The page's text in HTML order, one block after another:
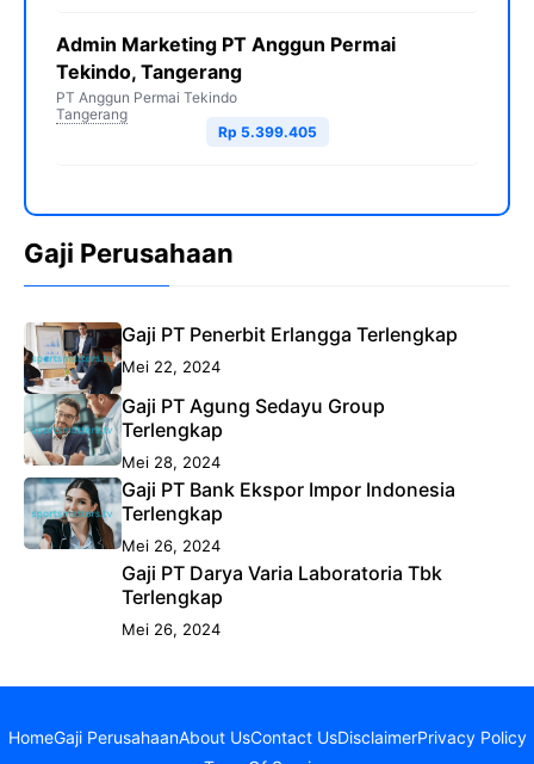
Admin Marketing PT Anggun Permai
Tekindo, Tangerang
PT Anggun Permai Tekindo
Tangerang
Rp 5.399.405
Gaji Perusahaan
Gaji PT Penerbit Erlangga Terlengkap
Mei 22, 2024
Gaji PT Agung Sedayu Group
Terlengkap
Mei 28, 2024
Gaji PT Bank Ekspor Impor Indonesia
Terlengkap
Mei 26, 2024
Gaji PT Darya Varia Laboratoria Tbk
Terlengkap
Mei 26, 2024
HomeGaji PerusahaanAbout UsContact UsDisclaimerPrivacy Policy